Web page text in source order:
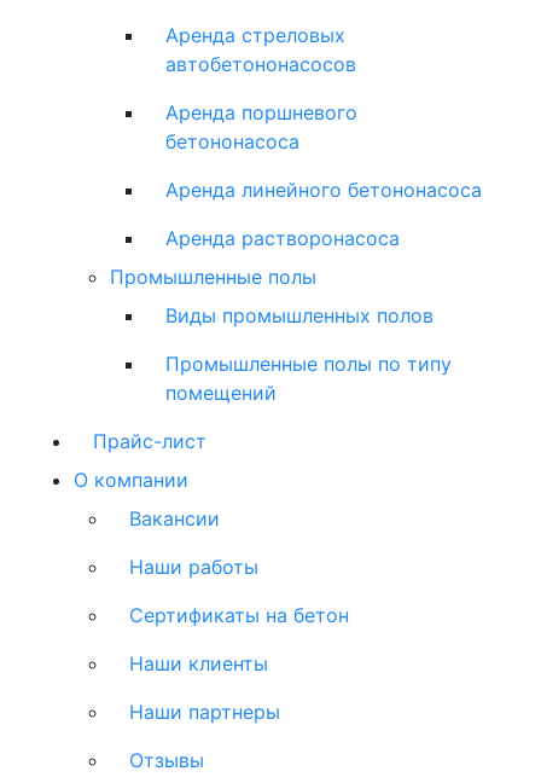
Аренда стреловых
автобетононасосов
Аренда поршневого
бетононасоса
Аренда линейного бетононасоса
Аренда растворонасоса
Промышленные полы
Виды промышленных полов
Промышленные полы по типу
помещений
Прайс-лист
О компании
Вакансии
Наши работы
Сертификаты на бетон
Наши клиенты
Наши партнеры
Отзывы